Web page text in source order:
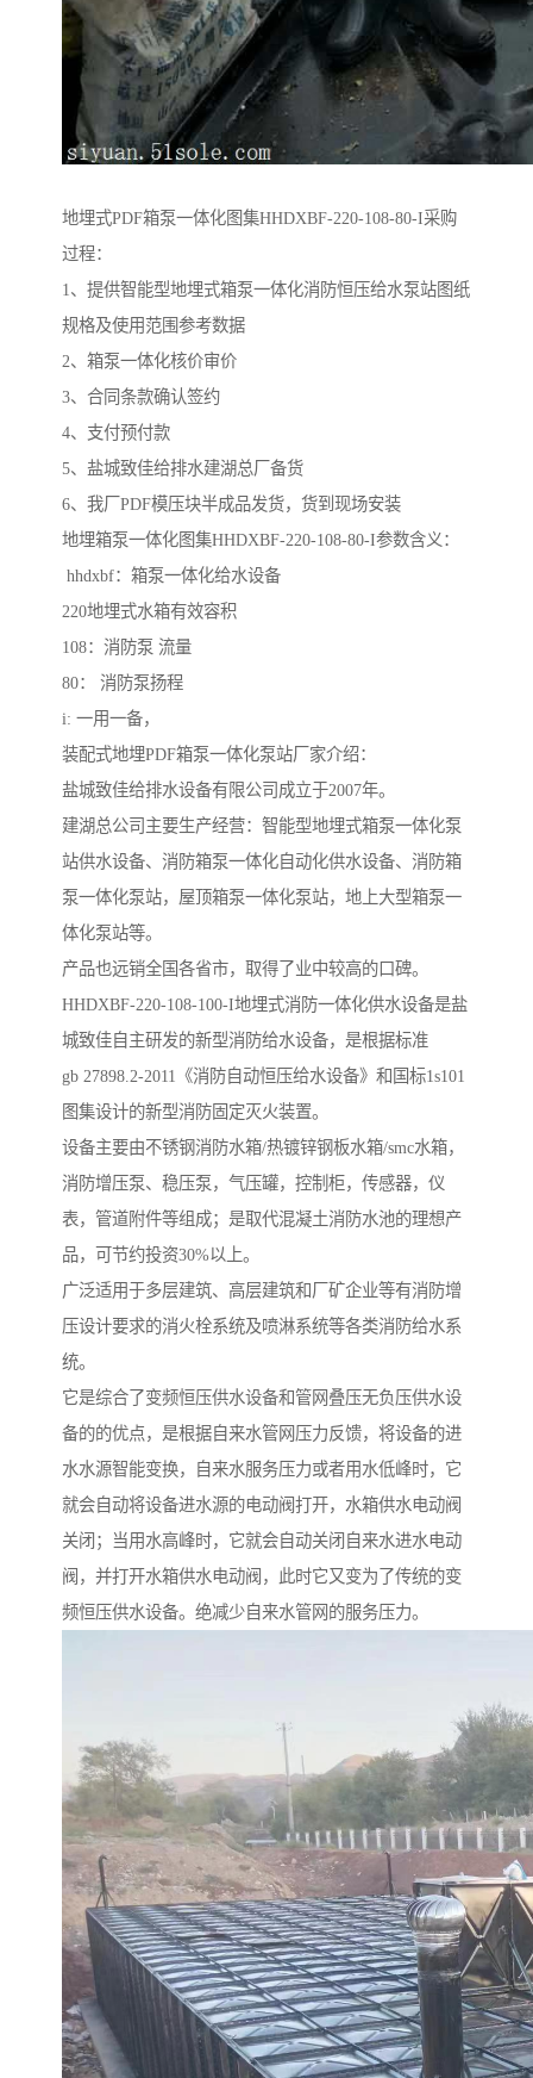
地埋式PDF箱泵一体化图集HHDXBF-220-108-80-I采购
过程：
1、提供智能型地埋式箱泵一体化消防恒压给水泵站图纸
规格及使用范围参考数据
2、箱泵一体化核价审价
3、合同条款确认签约
4、支付预付款
5、盐城致佳给排水建湖总厂备货
6、我厂PDF模压块半成品发货，货到现场安装
地埋箱泵一体化图集HHDXBF-220-108-80-I参数含义：
hhdxbf：箱泵一体化给水设备
220地埋式水箱有效容积
108：消防泵 流量
80： 消防泵扬程
i: 一用一备，
装配式地埋PDF箱泵一体化泵站厂家介绍：
盐城致佳给排水设备有限公司成立于2007年。
建湖总公司主要生产经营：智能型地埋式箱泵一体化泵
站供水设备、消防箱泵一体化自动化供水设备、消防箱
泵一体化泵站，屋顶箱泵一体化泵站，地上大型箱泵一
体化泵站等。
产品也远销全国各省市，取得了业中较高的口碑。
HHDXBF-220-108-100-I地埋式消防一体化供水设备是盐
城致佳自主研发的新型消防给水设备，是根据标准
gb 27898.2-2011《消防自动恒压给水设备》和国标1s101
图集设计的新型消防固定灭火装置。
设备主要由不锈钢消防水箱/热镀锌钢板水箱/smc水箱，
消防增压泵、稳压泵，气压罐，控制柜，传感器，仪
表，管道附件等组成；是取代混凝土消防水池的理想产
品，可节约投资30%以上。
广泛适用于多层建筑、高层建筑和厂矿企业等有消防增
压设计要求的消火栓系统及喷淋系统等各类消防给水系
统。
它是综合了变频恒压供水设备和管网叠压无负压供水设
备的的优点，是根据自来水管网压力反馈，将设备的进
水水源智能变换，自来水服务压力或者用水低峰时，它
就会自动将设备进水源的电动阀打开，水箱供水电动阀
关闭；当用水高峰时，它就会自动关闭自来水进水电动
阀，并打开水箱供水电动阀，此时它又变为了传统的变
频恒压供水设备。绝减少自来水管网的服务压力。